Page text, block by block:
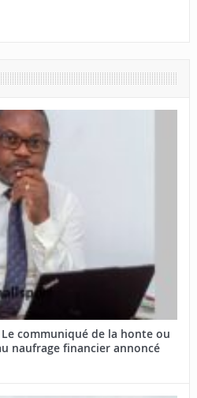
Le communiqué de la honte ou
naufrage financier annoncé